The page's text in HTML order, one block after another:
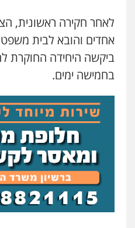
עו"ד שאדי
פלילי פשיעה
גיל דביר –
פלילי פשיעה
0506217771
סלימאן אבו
פלילי בטחוני
0547780927
לאחר חקירה ראשונית,
אחדים והובא לבית
ביקשה היחידה החוקרת
בחמישה ימים.